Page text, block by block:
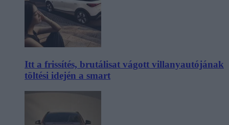
Itt a frissítés, brutálisat vágott villanyautójának
töltési idején a smart